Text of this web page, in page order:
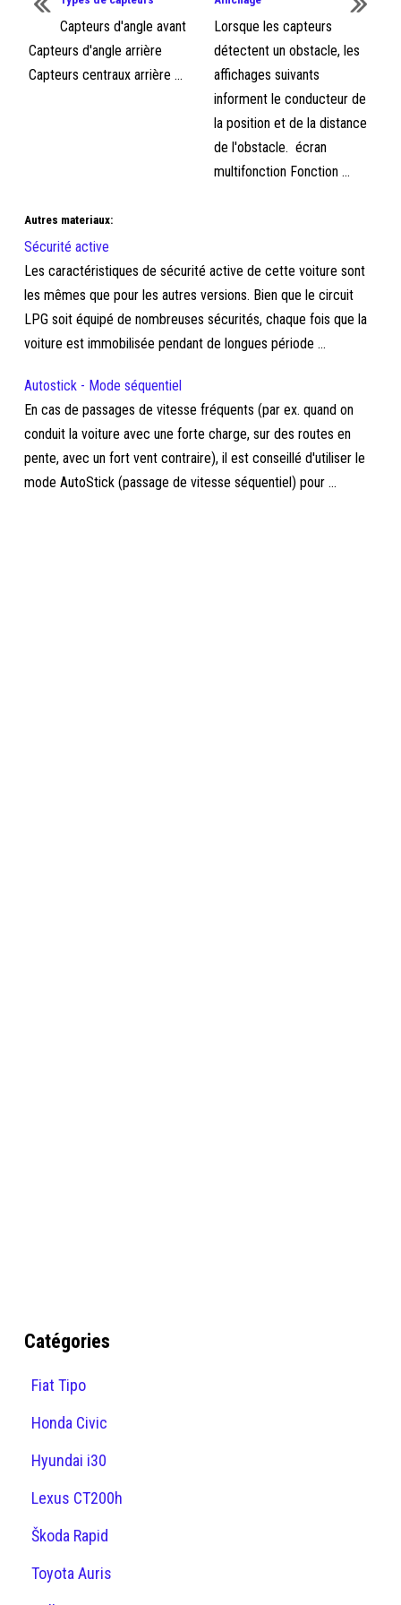
Capteurs d'angle avant
Capteurs d'angle arrière
Capteurs centraux arrière ...
Lorsque les capteurs
détectent un obstacle, les
affichages suivants
informent le conducteur de
la position et de la distance
de l'obstacle. écran
multifonction Fonction ...
Autres materiaux:
Sécurité active
Les caractéristiques de sécurité active de cette voiture sont
les mêmes que pour les autres versions. Bien que le circuit
LPG soit équipé de nombreuses sécurités, chaque fois que la
voiture est immobilisée pendant de longues période ...
Autostick - Mode séquentiel
En cas de passages de vitesse fréquents (par ex. quand on
conduit la voiture avec une forte charge, sur des routes en
pente, avec un fort vent contraire), il est conseillé d'utiliser le
mode AutoStick (passage de vitesse séquentiel) pour ...
Catégories
Fiat Tipo
Honda Civic
Hyundai i30
Lexus CT200h
Škoda Rapid
Toyota Auris